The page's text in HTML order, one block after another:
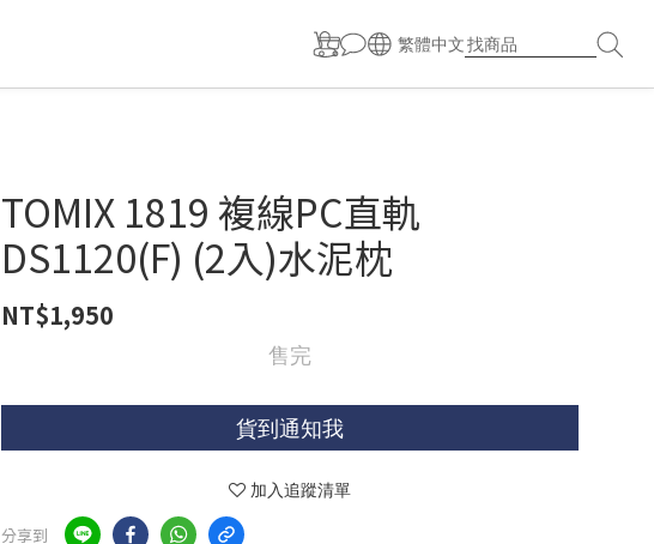
繁體中文
TOMIX 1819 複線PC直軌
DS1120(F) (2入)水泥枕
NT$1,950
售完
貨到通知我
加入追蹤清單
分享到